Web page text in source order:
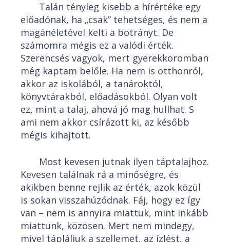
Talán tényleg kisebb a hírértéke egy
előadónak, ha „csak” tehetséges, és nem a
magánéletével kelti a botrányt. De
számomra mégis ez a valódi érték.
Szerencsés vagyok, mert gyerekkoromban
még kaptam belőle. Ha nem is otthonról,
akkor az iskolából, a tanároktól,
könyvtárakból, előadásokból. Olyan volt
ez, mint a talaj, ahová jó mag hullhat. S
ami nem akkor csírázott ki, az később
mégis kihajtott.
Most kevesen jutnak ilyen táptalajhoz.
Kevesen találnak rá a minőségre, és
akikben benne rejlik az érték, azok közül
is sokan visszahúzódnak. Fáj, hogy ez így
van – nem is annyira miattuk, mint inkább
miattunk, közösen. Mert nem mindegy,
mivel tápláljuk a szellemet, az ízlést, a